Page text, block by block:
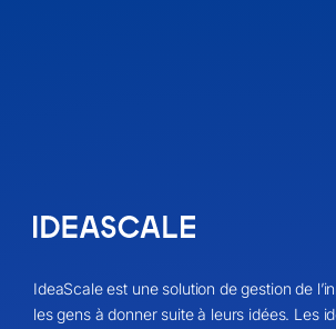
IdeaScale est une solution de gestion de
les gens à donner suite à leurs idées. Les